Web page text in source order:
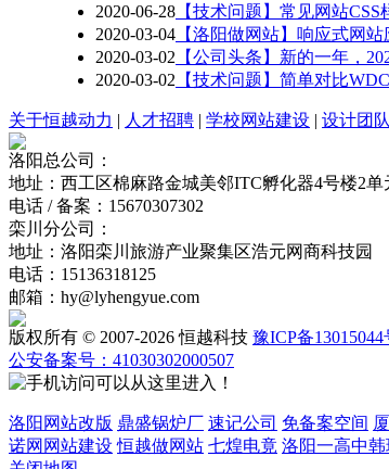
2020-06-28 【技术问题】常见网站CSS
2020-03-04 【洛阳做网站】响应式网站
2020-03-02 【公司头条】新的一年，
2020-03-02 【技术问题】简单对比
关于恒越动力 | 人才招聘 | 学校网站建设 | 设计团队
洛阳总公司：
地址：西工区棉麻路金城美邻ITC孵化器4号楼2单
电话 / 备案：15670307302
栾川分公司：
地址：洛阳栾川旅游产业聚集区浩元网商科技园
电话：15136318125
邮箱：hy@lyhengyue.com
版权所有 © 2007-2026 恒越科技 豫ICP备13015044
公安备案号：41030302000507
洛阳网站改版 鼎盛锅炉厂 速记公司 免备案空间
诺网网站建设 恒越做网站 七煌电竟 洛阳一高中韩